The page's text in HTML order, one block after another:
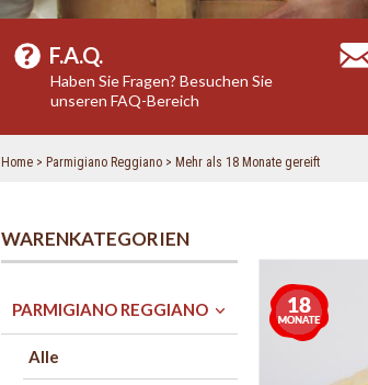
F.A.Q.
Haben Sie Fragen? Besuchen Sie
unseren FAQ-Bereich
Home Parmigiano Reggiano Mehr als 18 Monate gereift
WARENKATEGORIEN
PARMIGIANO REGGIANO
Alle
Mehr
als
18
gereift